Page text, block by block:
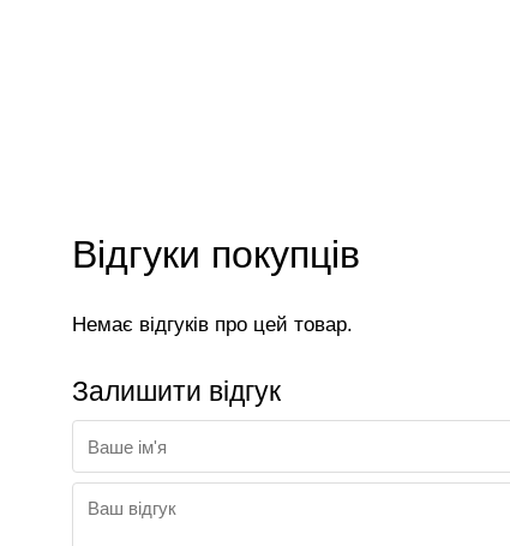
Відгуки покупців
Немає відгуків про цей товар.
Залишити відгук